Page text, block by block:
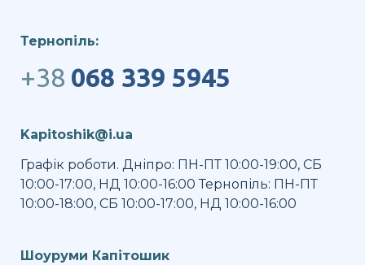
Тернопіль:
+38 068 339 5945
Kapitoshik@i.ua
Графік роботи. Дніпро: ПН-ПТ 10:00-19:00, СБ
10:00-17:00, НД 10:00-16:00 Тернопіль: ПН-ПТ
10:00-18:00, СБ 10:00-17:00, НД 10:00-16:00
Шоуруми Капітошик